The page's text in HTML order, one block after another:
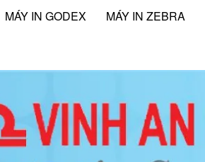
MÁY IN GODEX MÁY IN ZEBRA